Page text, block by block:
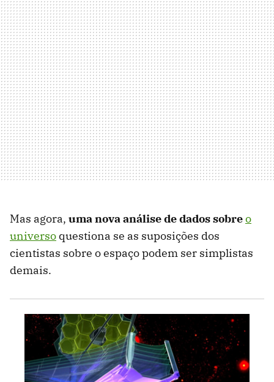
Mas agora, uma nova análise de dados sobreo
universo questiona se as suposições dos
cientistas sobre o espaço podem ser simplistas
demais.